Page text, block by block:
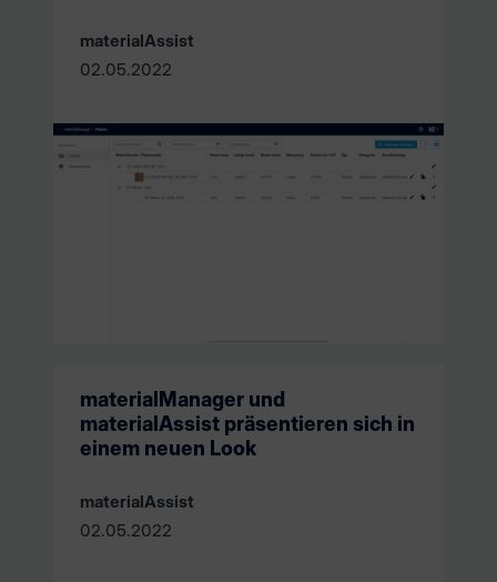
materialAssist
02.05.2022
materialManager und
materialAssist präsentieren sich in
einem neuen Look
materialAssist
02.05.2022